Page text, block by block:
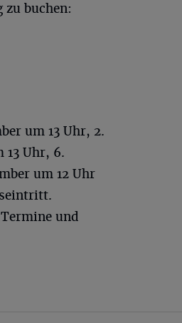
buchen:
um 13 Uhr, 2.
13 Uhr, 6.
um 12 Uhr
und